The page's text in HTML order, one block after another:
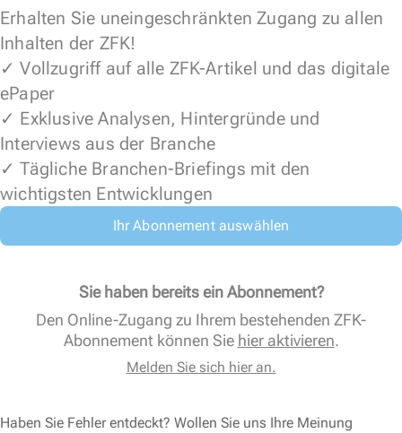
Erhalten Sie uneingeschränkten Zugang zu allen
Inhalten der ZFK!
✓ Vollzugriff auf alle ZFK-Artikel und das digitale
ePaper
✓ Exklusive Analysen, Hintergründe und
Interviews aus der Branche
✓ Tägliche Branchen-Briefings mit den
wichtigsten Entwicklungen
Ihr Abonnement auswählen
Sie haben bereits ein Abonnement?
Den Online-Zugang zu Ihrem bestehenden ZFK-
Abonnement können Sie hier aktivieren.
Melden Sie sich hier an.
Haben Sie Fehler entdeckt? Wollen Sie uns Ihre Meinung